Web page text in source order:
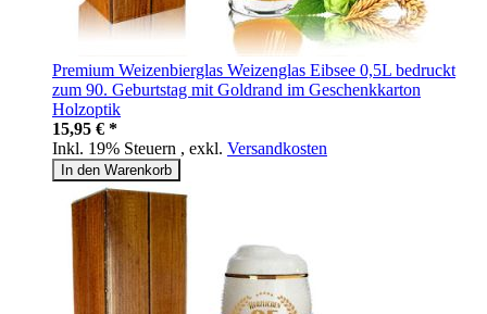
Premium Weizenbierglas Weizenglas Eibsee 0,5L bedruckt
zum 90. Geburtstag mit Goldrand im Geschenkkarton
Holzoptik
15,95 € *
Inkl. 19% Steuern , exkl. Versandkosten
In den Warenkorb